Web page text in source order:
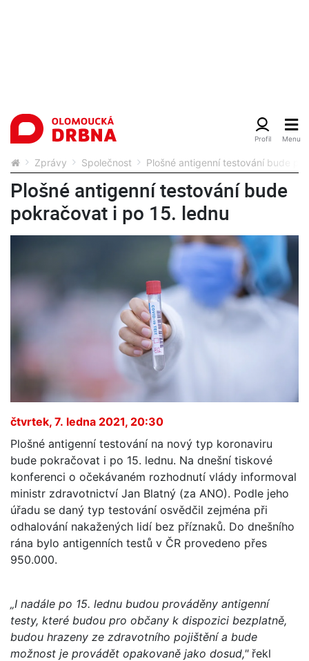
Zprávy Společnost Plošné antigenní testování bude
Plošné antigenní testování bude
pokračovat i po 15. lednu
čtvrtek, 7. ledna 2021, 20:30
Plošné antigenní testování na nový typ koronaviru
bude pokračovat i po 15. lednu. Na dnešní tiskové
konferenci o očekávaném rozhodnutí vlády informoval
ministr zdravotnictví Jan Blatný (za ANO). Podle jeho
úřadu se daný typ testování osvědčil zejména při
odhalování nakažených lidí bez příznaků. Do dnešního
rána bylo antigenních testů v ČR provedeno přes
950.000.
„I nadále po 15. lednu budou prováděny antigenní
testy, které budou pro občany k dispozici bezplatně,
budou hrazeny ze zdravotního pojištění a bude
možnost je provádět opakovaně jako dosud,"řekl